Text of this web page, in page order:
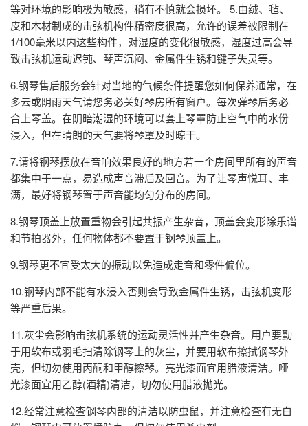
等对环境的影响极为敏感，稍有不慎就会损坏。 5.由绒、毡、
皮和木材制成的击弦机构件精密度很高，允许的误差被限制在
1/100毫米以内这些构件，对湿度的变化很敏感，湿度过高会导
致击弦机运动迟钝、琴声沉闷、金属件生锈和键子失灵等。
6.钢琴售后服务会针对当地的气候条件提醒您如何保养通常，在
多云或阴雨天气请您务必关好琴房所有窗户。每次弹琴后务必
合上琴盖。在阴暗潮湿的环境可以套上琴罩防止空气中的水份
浸入，但在晴朗的天气要将琴罩及时晾干。
7.请将钢琴摆放在音响效果良好的地方若一个房间里所有的声音
都集中于一点，易造成声音滞后及回音。为了让琴声悦耳、丰
满，最好将钢琴置于声音能均匀分布的房间。
8.钢琴顶盖上放置重物会引起共振产生杂音，顶盖会变形除乐谱
和节拍器外，任何物体都不要置于钢琴顶盖上。
9.钢琴更不宜受太大的振动以免造成走音和零件偏位。
10.钢琴内部不能有水浸入否则会导致金属件生锈，击弦机变形
等严重后果。
11.灰尘会影响击弦机系统的运动灵活性并产生杂音。用户要勤
于用软布或羽毛扫清除钢琴上的灰尘，并要用软布擦拭钢琴外
壳，但切勿使用丙酮和甲醇擦琴。亮光漆面宜用腊液清洁。哑
光漆面宜用乙醇(酒精)清洁，切勿使用腊液抛光。
12.经常注意检查钢琴内部的清洁以防虫鼠，并注意检查有无白